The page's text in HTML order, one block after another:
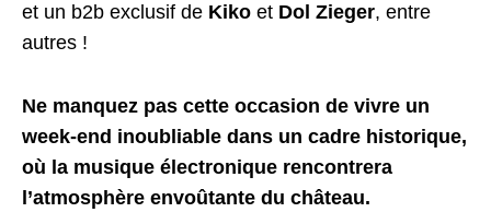
et un b2b exclusif de Kiko et Dol Zieger, entre
autres !
Ne manquez pas cette occasion de vivre un
week-end inoubliable dans un cadre historique,
où la musique électronique rencontrera
l’atmosphère envoûtante du château.